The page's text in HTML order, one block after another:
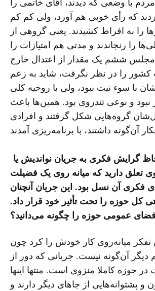
که رأی خوبی هم آورد، ولی کم کم
را به افراط کشیدند. یعنی گروهی از
را رنجاندند و مدتی هم امتیازات را
ششم یک مقدار از اعتدال خارج
را در نظر نگرفت، شاید به زعم
با سوء نیت نبود، ولی با روحیه کلی
نبود و نوعی تندروی بود. همین‌ها باعث
گروه‌هایی شکل گرفتند و افرادی
تعلق دارید که میانه روی یک فضیلت
فکری آن نسل بود. این جریان آنچنان
کل حوزه را تحت تأثیر خود قرار داد.
عمومی حوزه را چگونه می‌دانید؟
میانه‌روی کار خودش را کرد چون
دیگر آن‌گونه نیست. جریانی که دور از
حوزه کاملا منزوی است. منتها اینها
و پشتوانه‌هایی از جاهای دیگر دارند و